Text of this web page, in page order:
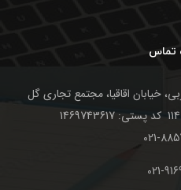
تماس
خیابان اقاقیا، مجتمع تجاری گل
021-
021-